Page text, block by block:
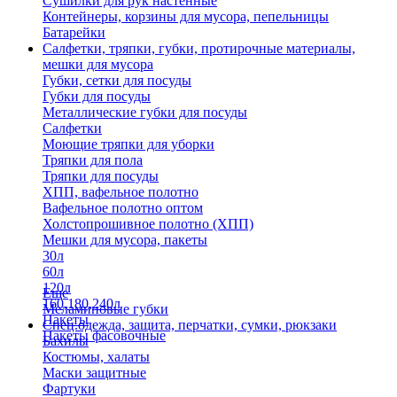
Контейнеры, корзины для мусора, пепельницы
Батарейки
Салфетки, тряпки, губки, протирочные материалы,
мешки для мусора
Губки, сетки для посуды
Губки для посуды
Металлические губки для посуды
Салфетки
Моющие тряпки для уборки
Тряпки для пола
Тряпки для посуды
ХПП, вафельное полотно
Вафельное полотно оптом
Холстопрошивное полотно (ХПП)
Мешки для мусора, пакеты
30л
60л
120л
160,180,240л
Пакеты
Пакеты фасовочные
Еще
Меламиновые губки
Спец.одежда, защита, перчатки, сумки, рюкзаки
Бахилы
Костюмы, халаты
Маски защитные
Фартуки